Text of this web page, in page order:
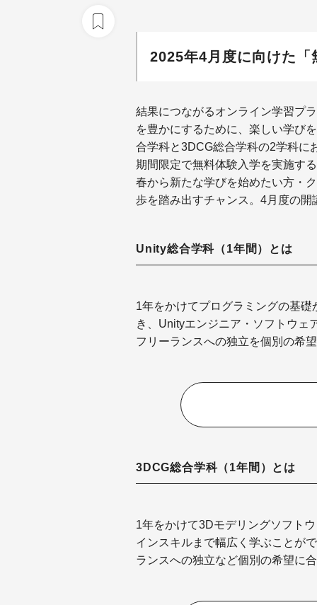
2025年4月度に向けた
結果につながるオンライン学習プ
を豊かにするために、楽しい学び
合学科と3DCG総合学科の2学科に
期間限定で無料体験入学を実施す
春から新たな学びを始めたい方・
歩を踏み出すチャンス。4月度の
Unity総合学科（1年間）とは
1年をかけてプログラミングの基
き、Unityエンジニア・ソフトウェ
フリーランスへの独立を個別の希
3DCG総合学科（1年間）とは
1年をかけて3Dモデリングソフト
インスキルまで幅広く学ぶことが
ランスへの独立など個別の希望に